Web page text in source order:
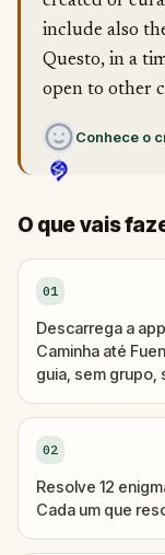
include also
Questo, in a
open to other
Conhece o
O que vais
01
Descarrega a
Caminha até
guia, sem grupo,
02
Resolve 12
Cada um que